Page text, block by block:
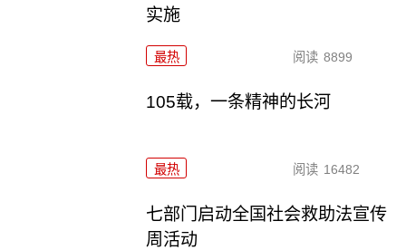
实施
最热 阅读 8899
105载，一条精神的长河
最热 阅读 16482
七部门启动全国社会救助法宣传
周活动